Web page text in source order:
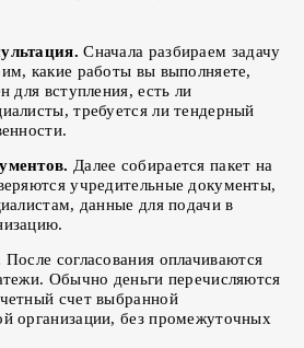
Сначала разбираем задачу
какие работы вы выполняете,
для вступления, есть ли
требуется ли тендерный
Далее собирается пакет на
учредительные документы,
данные для подачи в
После согласования оплачиваются
Обычно деньги перечисляются
счет выбранной
организации, без промежуточных